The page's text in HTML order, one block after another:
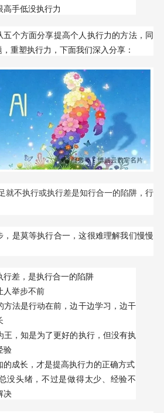
手低没执行力
个方面分享提高个人执行力的方法，同
重塑执行力，下面我们深入分享：
就不执行或执行差是知行合一的陷阱，行
是莫等执行合一，这很难理解我们慢慢
差，是执行合一的陷阱
人举步不前
方法是行动在前，边干边学习，边干
王，知是为了更好的执行，但没有执
验
的成长，才是提高执行力的正确方式
没头绪，不过是做得太少、经验不
决